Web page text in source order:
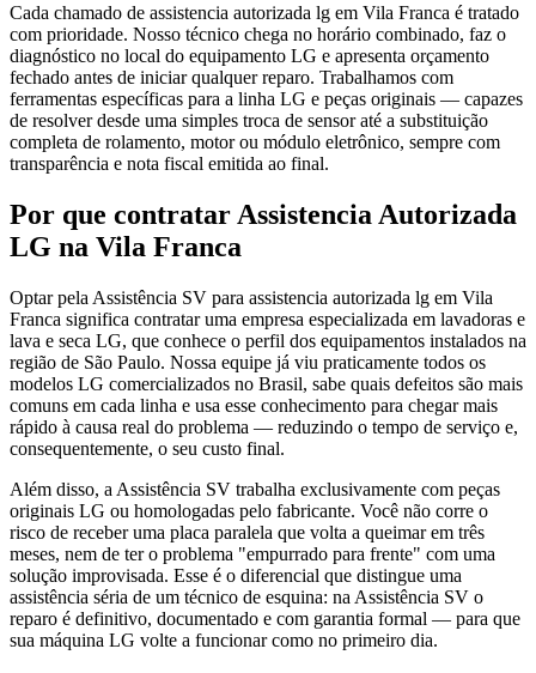
Cada chamado de assistencia autorizada lg em Vila Franca é tratado
com prioridade. Nosso técnico chega no horário combinado, faz o
diagnóstico no local do equipamento LG e apresenta orçamento
fechado antes de iniciar qualquer reparo. Trabalhamos com
ferramentas específicas para a linha LG e peças originais — capazes
de resolver desde uma simples troca de sensor até a substituição
completa de rolamento, motor ou módulo eletrônico, sempre com
transparência e nota fiscal emitida ao final.
Por que contratar Assistencia Autorizada
LG na Vila Franca
Optar pela Assistência SV para assistencia autorizada lg em Vila
Franca significa contratar uma empresa especializada em lavadoras e
lava e seca LG, que conhece o perfil dos equipamentos instalados na
região de São Paulo. Nossa equipe já viu praticamente todos os
modelos LG comercializados no Brasil, sabe quais defeitos são mais
comuns em cada linha e usa esse conhecimento para chegar mais
rápido à causa real do problema — reduzindo o tempo de serviço e,
consequentemente, o seu custo final.
Além disso, a Assistência SV trabalha exclusivamente com peças
originais LG ou homologadas pelo fabricante. Você não corre o
risco de receber uma placa paralela que volta a queimar em três
meses, nem de ter o problema "empurrado para frente" com uma
solução improvisada. Esse é o diferencial que distingue uma
assistência séria de um técnico de esquina: na Assistência SV o
reparo é definitivo, documentado e com garantia formal — para que
sua máquina LG volte a funcionar como no primeiro dia.